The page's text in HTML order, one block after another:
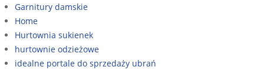
Garnitury damskie
Home
Hurtownia sukienek
hurtownie odzieżowe
idealne portale do sprzedaży ubrań